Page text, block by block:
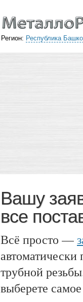
Регион: Республика
Вашу
все
Всё просто —
трубной
выберете